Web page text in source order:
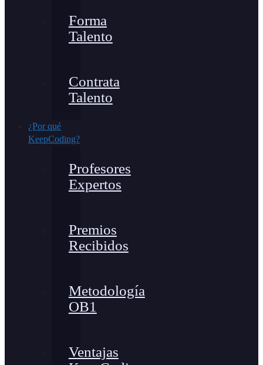
Forma
Talento
Contrata
Talento
¿Por qué
KeepCoding?
Profesores
Expertos
Premios
Recibidos
Metodología
OB1
Ventajas